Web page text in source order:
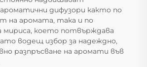
дифузори както по
на аромата, така и по
мириса, което потвърждава
водещ избор за надеждно,
разпръсване на аромати във